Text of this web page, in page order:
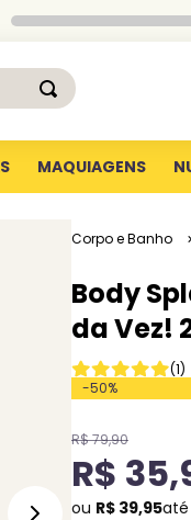
MAQUIAGENS
Corpo e Banho
Body
da Vez!
(1)
-50%
R$79,90
R$ 35,
ou R$ 39,95até